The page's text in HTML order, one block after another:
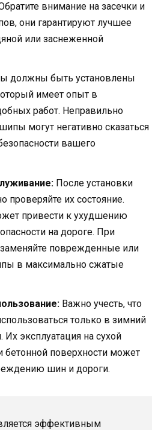
внимание на засечки и
они гарантируют лучшее
или заснеженной
должны быть установлены
имеет опыт в
работ. Неправильно
могут негативно сказаться
вашего
После установки
проверяйте их состояние.
привести к ухудшению
на дороге. При
поврежденные или
в максимально сжатые
Важно учесть, что
только в зимний
эксплуатация на сухой
бетонной поверхности может
шин и дороги.
эффективным